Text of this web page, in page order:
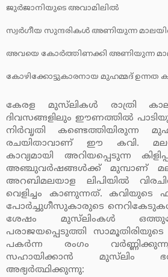
ജുര്‍ജാനിയുടെ അവാമിലില്‍
സ്വര്‍ഗീയ സുന്ദരികള്‍ അണിയുന്ന
അവയെ കോര്‍ത്തിണക്കി അണിയുന്ന
കോഴിക്കോട്ടുകാരനായ മുഹമ്മദ് ഉന്നത
കേരള മുസ്‌ലികള്‍ രാത്രി
ദിവസങ്ങളിലും ഈണത്തില്‍
നിര്‍വൃതി കണ്ടെത്തിയിരുന്ന
രചയിതാവാണ് ഈ കവി.
കാവ്യമായി അറിയപ്പെടുന്ന
അഞ്ചുവര്‍ഷങ്ങള്‍ക്ക് മുമ്പാണ്
അറബിമലയാള ലിപിയില്‍
വെളിച്ചം കാണുന്നത്.
പോര്‍ച്ചുഗീസുകാരുടെ
ശേഷം മുസ്‌ലിംകള്‍
പരാജയപ്പെടുത്തി
പകര്‍ന്ന രംഗം
സഹായിക്കാന്‍ മുസ്‌ലിം
അഭ്യര്‍ത്ഥിക്കുന്നു: